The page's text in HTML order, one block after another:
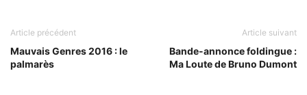
Article précédent
Mauvais Genres 2016 : le
palmarès
Article suivant
Bande-annonce foldingue :
Ma Loute de Bruno Dumont